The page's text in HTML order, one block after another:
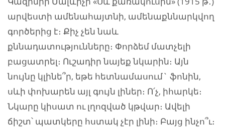
արվեստի ամենահայտնի, ամենաքննարկվող
գործերից է։ Քիչ չեն նաև
քննադատությունները։ Փորձեմ մատչելի
բացատրել։ Ուշադիր նայեք նկարին։ Այն
նույնը կլինե՞ր, եթե հետնամասում` ֆոնին,
սևի փոխարեն այլ գույն լիներ։ Ո՛չ, իհարկե։
Նկարը կիսատ ու լղոզված կթվար։ Ավելի
ճիշտ՝ պատկերը հստակ չէր լինի։ Բայց ինչո՞ւ։